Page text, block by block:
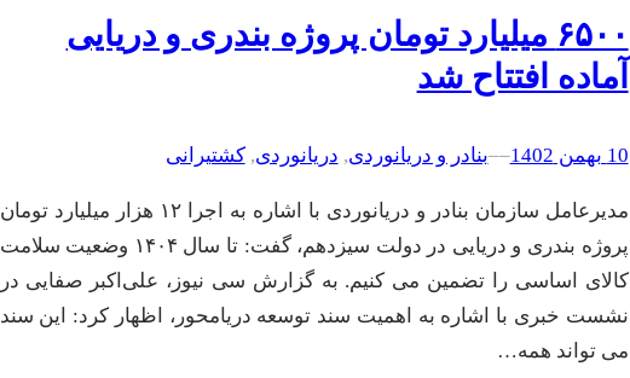
۶۵۰۰ میلیارد تومان پروژه بندری و دریایی
آماده افتتاح شد
10 بهمن 1402 –
–بنادر و دریانوردی, دریانوردی, کشتیرانی
مدیرعامل سازمان بنادر و دریانوردی با اشاره به اجرا ۱۲ هزار میلیارد تومان
پروژه بندری و دریایی در دولت سیزدهم، گفت: تا سال ۱۴۰۴ وضعیت سلامت
کالای اساسی را تضمین می کنیم. به گزارش سی نیوز، علی‌اکبر صفایی در
نشست خبری با اشاره به اهمیت سند توسعه دریامحور، اظهار کرد: این سند
می تواند همه…